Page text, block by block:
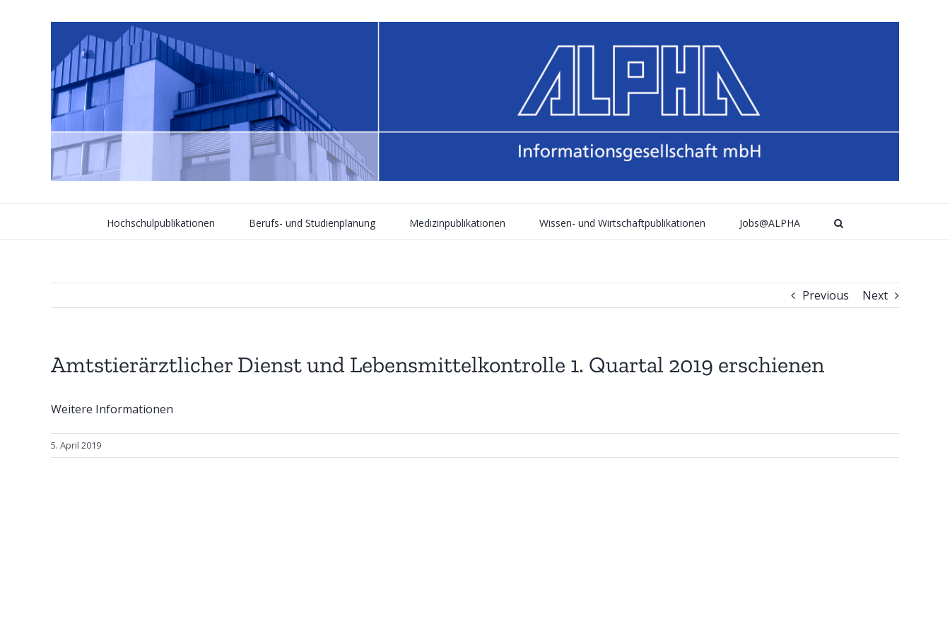
Hochschulpublikationen Berufs- und Studienplanung Medizinpublikationen Wissen- und Wirtschaftpublikationen Jobs@ALPHA
Previous Next
Amtstierärztlicher Dienst und Lebensmittelkontrolle 1. Quartal 2019 erschienen
Weitere Informationen
5. April 2019